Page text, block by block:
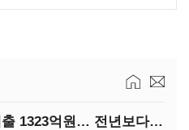
교촌에프앤비, 2분기 매출 1323억원… 전년보다 4.9%↑